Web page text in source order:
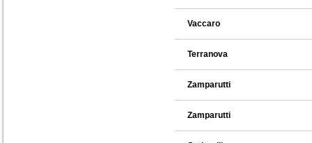
Vaccaro
Terranova
Zamparutti
Zamparutti